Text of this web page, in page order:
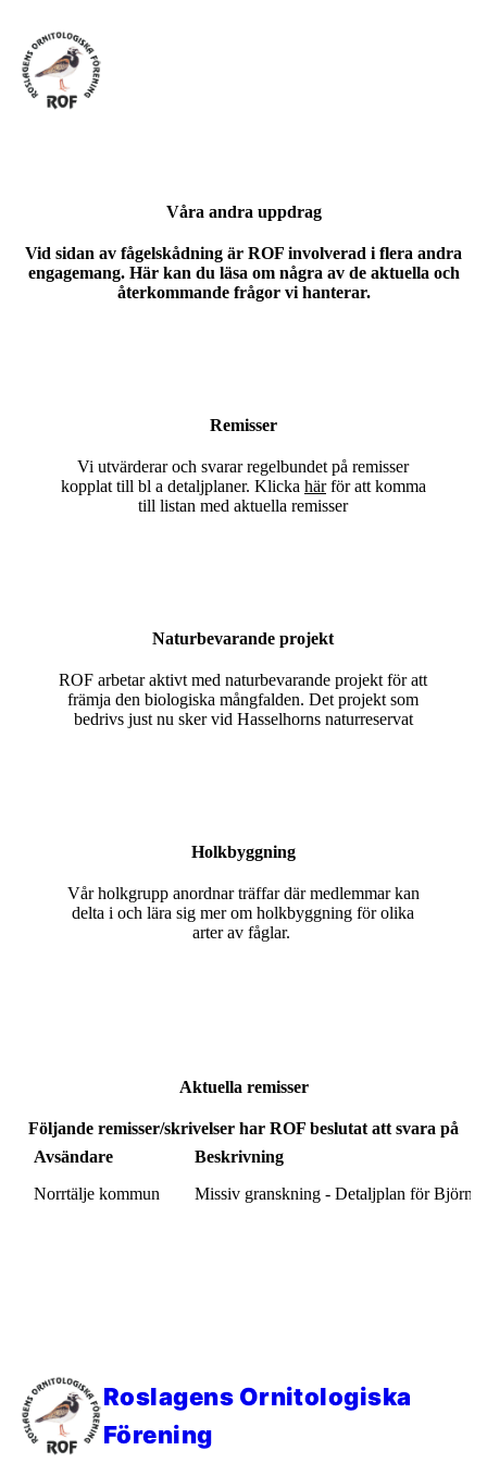
Våra andra uppdrag
Vid sidan av fågelskådning är ROF involverad i flera andra
engagemang. Här kan du läsa om några av de aktuella och
återkommande frågor vi hanterar.
Remisser
Vi utvärderar och svarar regelbundet på remisser
kopplat till bl a detaljplaner. Klicka härför att komma
till listan med aktuella remisser
Naturbevarande projekt
ROF arbetar aktivt med naturbevarande projekt för att
främja den biologiska mångfalden. Det projekt som
bedrivs just nu sker vid Hasselhorns naturreservat
Holkbyggning
Vår holkgrupp anordnar träffar där medlemmar kan
delta i och lära sig mer om holkbyggning för olika
arter av fåglar.
Aktuella remisser
Följande remisser/skrivelser har ROF beslutat att svara på
Avsändare
Beskrivning
Norrtälje kommun
Missiv granskning - Detaljplan för Björnö
Roslagens Ornitologiska
Förening